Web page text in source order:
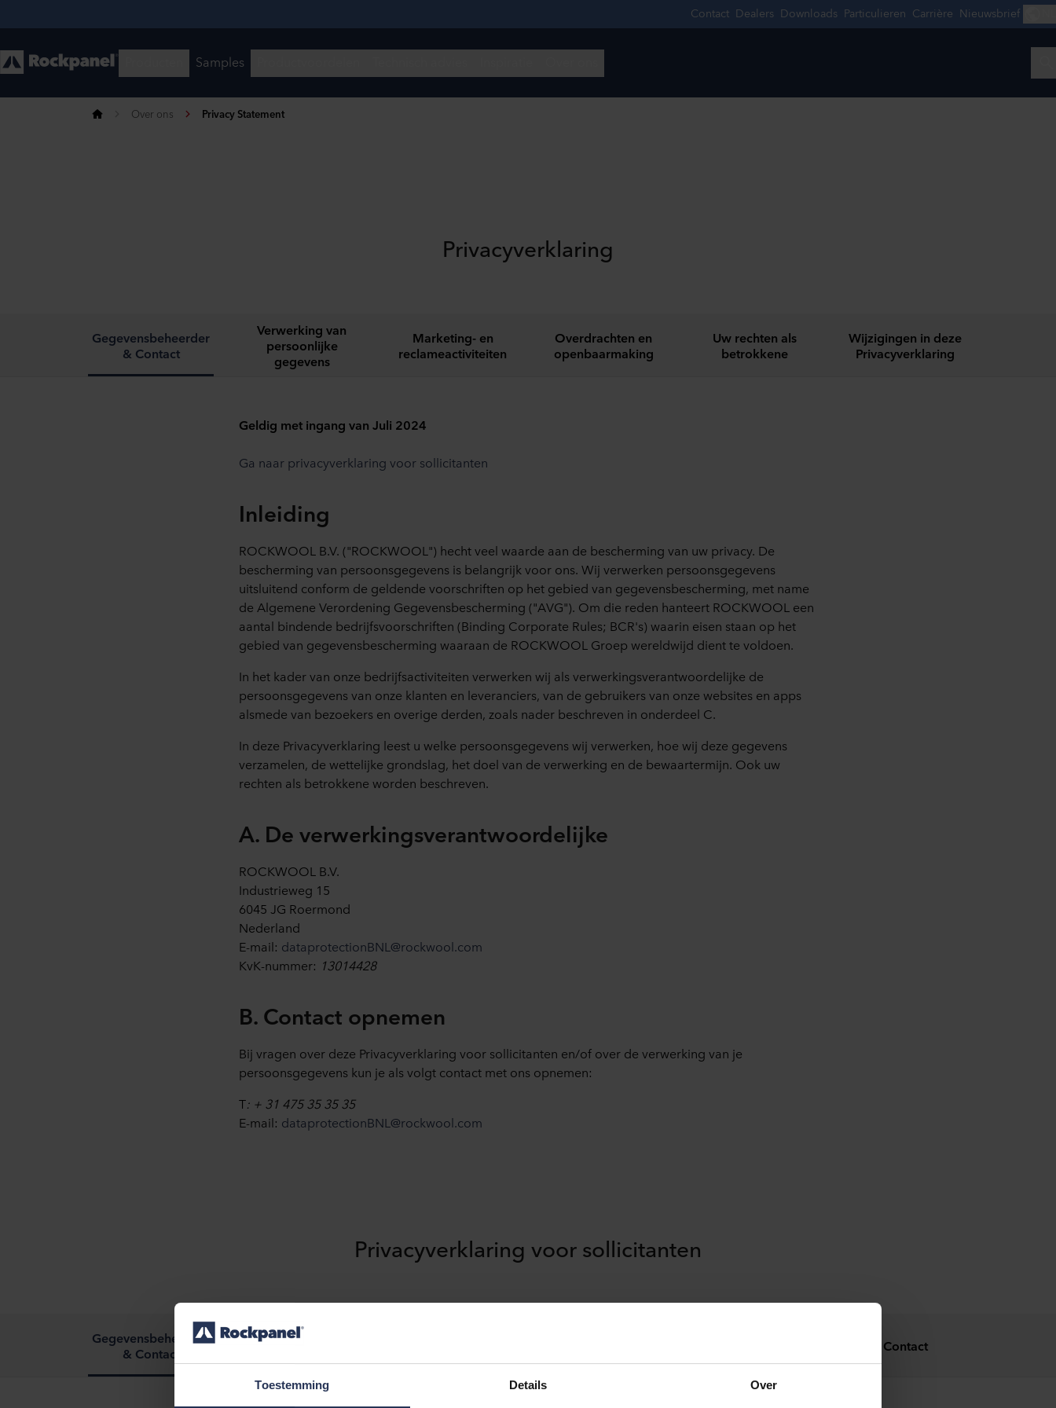
Toestemming Details Over
Over ons Privacy Statement
Privacyverklaring
Gegevensbeheerder
& Contact
Verwerking van
persoonlijke
gegevens
Marketing- en
reclameactiviteiten
Overdrachten en
openbaarmaking
Uw rechten als
betrokkene
Wijzigingen in deze
Privacyverklaring
Geldig met ingang van Juli 2024
Ga naar privacyverklaring voor sollicitanten
Inleiding
ROCKWOOL B.V. ("ROCKWOOL") hecht veel waarde aan de bescherming van uw privacy. De
bescherming van persoonsgegevens is belangrijk voor ons. Wij verwerken persoonsgegevens
uitsluitend conform de geldende voorschriften op het gebied van gegevensbescherming, met name
de Algemene Verordening Gegevensbescherming ("AVG"). Om die reden hanteert ROCKWOOL een
aantal bindende bedrijfsvoorschriften (Binding Corporate Rules; BCR's) waarin eisen staan op het
gebied van gegevensbescherming waaraan de ROCKWOOL Groep wereldwijd dient te voldoen.
In het kader van onze bedrijfsactiviteiten verwerken wij als verwerkingsverantwoordelijke de
persoonsgegevens van onze klanten en leveranciers, van de gebruikers van onze websites en apps
alsmede van bezoekers en overige derden, zoals nader beschreven in onderdeel C.
In deze Privacyverklaring leest u welke persoonsgegevens wij verwerken, hoe wij deze gegevens
verzamelen, de wettelijke grondslag, het doel van de verwerking en de bewaartermijn. Ook uw
rechten als betrokkene worden beschreven.
A. De verwerkingsverantwoordelijke
ROCKWOOL B.V.
Industrieweg 15
6045 JG Roermond
Nederland
E-mail: dataprotectionBNL@rockwool.com
KvK-nummer: 13014428
B. Contact opnemen
Bij vragen over deze Privacyverklaring voor sollicitanten en/of over de verwerking van je
persoonsgegevens kun je als volgt contact met ons opnemen:
T: + 31 475 35 35 35
E-mail: dataprotectionBNL@rockwool.com
Privacyverklaring voor sollicitanten
Gegevensbeheerder
& Contact
Verwerking van
gegevens
aan derden
Contact